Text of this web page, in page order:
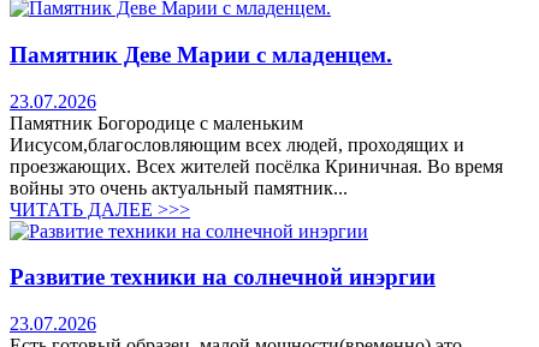
Памятник Деве Марии с младенцем.
23.07.2026
Памятник Богородице с маленьким
Иисусом,благословляющим всех людей, проходящих и
проезжающих. Всех жителей посёлка Криничная. Во время
войны это очень актуальный памятник...
ЧИТАТЬ ДАЛЕЕ >>>
Развитие техники на солнечной инэргии
23.07.2026